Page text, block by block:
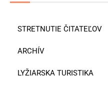
STRETNUTIE ČITATEĽOV
ARCHÍV
LYŽIARSKA TURISTIKA